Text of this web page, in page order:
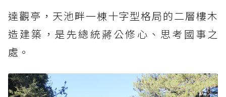
達觀亭，天池畔一棟十字型格局的二層樓木
造建築，是先總統蔣公修心、思考國事之
處。